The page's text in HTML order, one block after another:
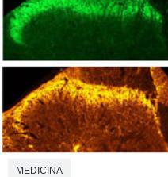
MEDICINA